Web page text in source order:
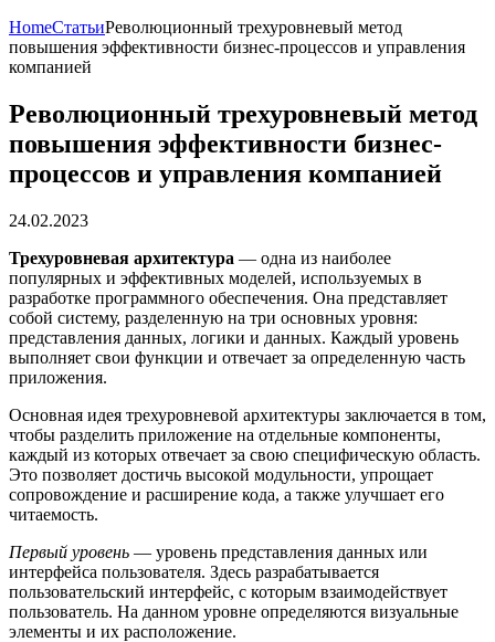
HomeСтатьиРеволюционный трехуровневый метод
повышения эффективности бизнес-процессов и управления
компанией
Революционный трехуровневый метод
повышения эффективности бизнес-
процессов и управления компанией
24.02.2023
Трехуровневая архитектура — одна из наиболее
популярных и эффективных моделей, используемых в
разработке программного обеспечения. Она представляет
собой систему, разделенную на три основных уровня:
представления данных, логики и данных. Каждый уровень
выполняет свои функции и отвечает за определенную часть
приложения.
Основная идея трехуровневой архитектуры заключается в том,
чтобы разделить приложение на отдельные компоненты,
каждый из которых отвечает за свою специфическую область.
Это позволяет достичь высокой модульности, упрощает
сопровождение и расширение кода, а также улучшает его
читаемость.
Первый уровень — уровень представления данных или
интерфейса пользователя. Здесь разрабатывается
пользовательский интерфейс, с которым взаимодействует
пользователь. На данном уровне определяются визуальные
элементы и их расположение.